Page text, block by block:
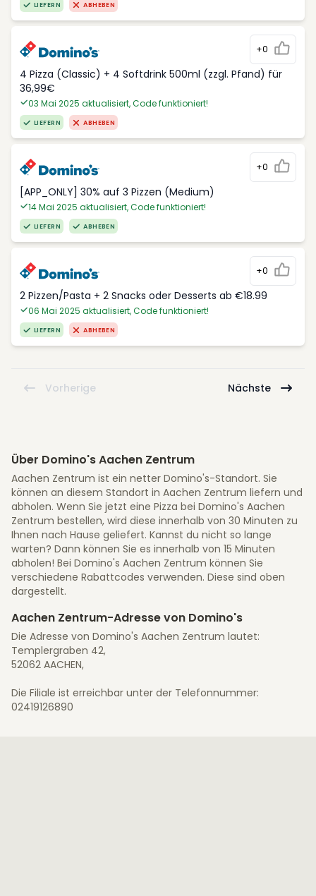
LIEFERN ABHEBEN
+0
4 Pizza (Classic) + 4 Softdrink 500ml (zzgl. Pfand) für
36,99€
03 Mai 2025 aktualisiert, Code funktioniert!
LIEFERN ABHEBEN
+0
[APP_ONLY] 30% auf 3 Pizzen (Medium)
14 Mai 2025 aktualisiert, Code funktioniert!
LIEFERN ABHEBEN
+0
2 Pizzen/Pasta + 2 Snacks oder Desserts ab €18.99
06 Mai 2025 aktualisiert, Code funktioniert!
LIEFERN ABHEBEN
Vorherige Nächste
Über Domino's Aachen Zentrum
Aachen Zentrum ist ein netter Domino's-Standort. Sie
können an diesem Standort in Aachen Zentrum liefern und
abholen. Wenn Sie jetzt eine Pizza bei Domino's Aachen
Zentrum bestellen, wird diese innerhalb von 30 Minuten zu
Ihnen nach Hause geliefert. Kannst du nicht so lange
warten? Dann können Sie es innerhalb von 15 Minuten
abholen! Bei Domino's Aachen Zentrum können Sie
verschiedene Rabattcodes verwenden. Diese sind oben
dargestellt.
Aachen Zentrum-Adresse von Domino's
Die Adresse von Domino's Aachen Zentrum lautet:
Templergraben 42,
52062 AACHEN,
Die Filiale ist erreichbar unter der Telefonnummer:
02419126890